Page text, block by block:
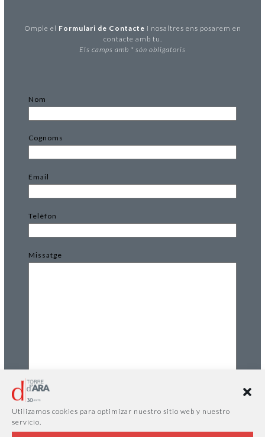
Utilizamos cookies para optimizar nuestro sitio web y nuestro
servicio.
Omple el Formulari de Contacte i nosaltres ens posarem en
contacte amb tu.
Els camps amb * són obligatoris
Nom
Cognoms
Email
Telèfon
Missatge
AUTORITZO el tractament de les meves dades
personals amb la finalitat d'atendre la meva contacte.
AUTORITZO el tractament de les meves dades
personals amb la finalitat de rebre comunicacions
comercials, inclòs per correu electrònic i mitjans de